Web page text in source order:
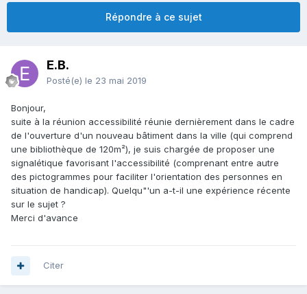
Répondre à ce sujet
E.B.
Posté(e) le 23 mai 2019
Bonjour,
suite à la réunion accessibilité réunie dernièrement dans le cadre
de l'ouverture d'un nouveau bâtiment dans la ville (qui comprend
une bibliothèque de 120m²), je suis chargée de proposer une
signalétique favorisant l'accessibilité (comprenant entre autre
des pictogrammes pour faciliter l'orientation des personnes en
situation de handicap). Quelqu"'un a-t-il une expérience récente
sur le sujet ?
Merci d'avance
Citer